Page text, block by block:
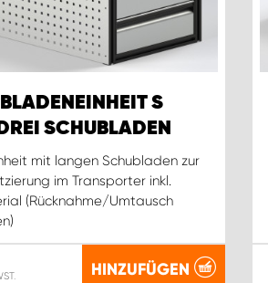
S
SCHUBLADEN
mit langen Schubladen zur
im Transporter inkl.
(Rücknahme/Umtausch
HINZUFÜGEN